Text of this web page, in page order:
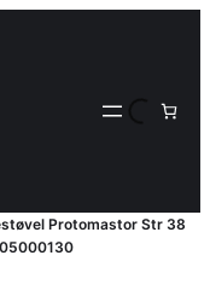
Protomastor Str 38